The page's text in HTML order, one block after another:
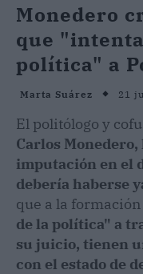
Monedero
que
política" a
Marta Suárez 21
El politólogo y
Carlos
imputación en el
debería haberse
que a la
de la política" a
su juicio, tienen
con el estado de